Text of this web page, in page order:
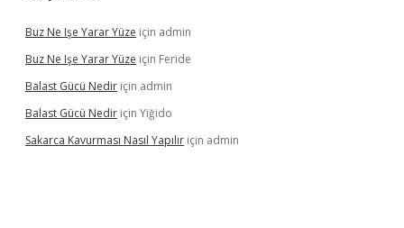
Buz Ne Işe Yarar Yüze için admin
Buz Ne Işe Yarar Yüze için Feride
Balast Gücü Nedir için admin
Balast Gücü Nedir için Yiğido
Sakarca Kavurması Nasıl Yapılır için admin